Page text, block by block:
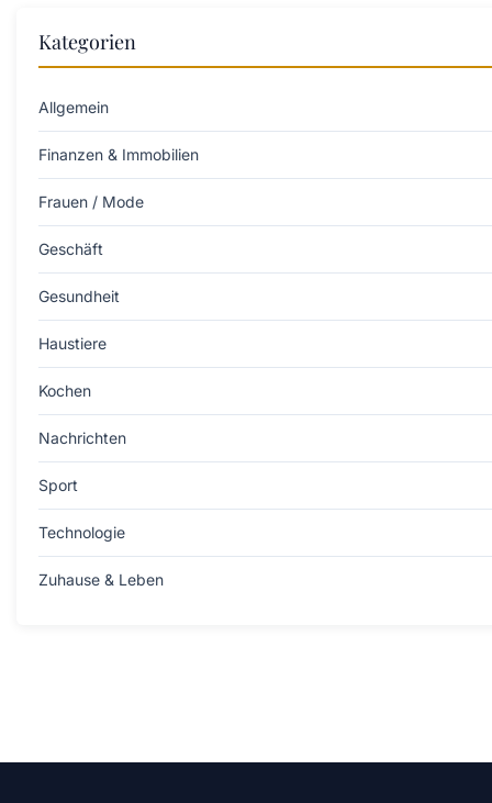
Kategorien
Allgemein
Finanzen & Immobilien
Frauen / Mode
Geschäft
Gesundheit
Haustiere
Kochen
Nachrichten
Sport
Technologie
Zuhause & Leben